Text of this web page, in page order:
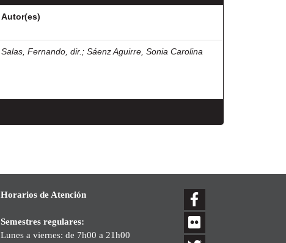
Autor(es)
Salas, Fernando, dir. ; Sáenz Aguirre, Sonia Carolina
Horarios de Atención
Semestres regulares:
Lunes a viernes: de 7h00 a 21h00